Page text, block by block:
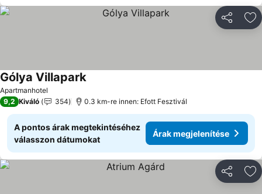
Apartmanhotel
Gólya Villapark
9,2 Kiváló 354 0.3 km-re innen: Efott Fesztivál
A pontos árak megtekintéséhez
válasszon dátumokat
Árak megjelenítése